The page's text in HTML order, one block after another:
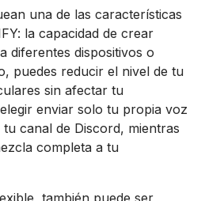
una de las características
la capacidad de crear
diferentes dispositivos o
puedes reducir el nivel de tu
sin afectar tu
enviar solo tu propia voz
canal de Discord, mientras
completa a tu